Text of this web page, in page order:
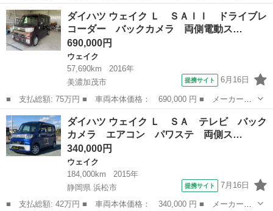
名： ダイハツ ■ 車種名： ウェイク ■ グレード名： Ｘ イモ
ビライザー ＬＥＤライト キーフリー オートエアコン エアバッ
グ 衝突安全...
岐阜 恵那市 ウェイク
ダイハツ ウェイク Ｌ ＳＡＩＩ ドライブレ
コーダー バックカメラ 両側電動ス…
690,000円
ウェイク
57,690km
2016年
美濃加茂市
提携サイト 6月16日
■ 支払総額: 75万円 ■ 車両本体価格： 690,000 円 ■ メーカー
名： ダイハツ ■ 車種名： ウェイク ■ グレード名： Ｌ ＳＡ
ＩＩ ドライブレコーダー バックカメラ 両側電動スライドドア
ナビ ＴＶ 衝突...
岐阜 美濃加茂市 ウェイク
ダイハツ ウェイク Ｌ ＳＡ テレビ バック
カメラ エアコン パワステ 両側ス…
340,000円
ウェイク
184,000km
2015年
静岡県 浜松市
提携サイト 7月16日
■ 支払総額: 42万円 ■ 車両本体価格： 340,000 円 ■ メーカー